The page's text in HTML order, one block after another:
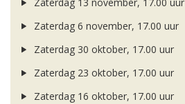
Zaterdag 13 november, 17.00 uur
Zaterdag 6 november, 17.00 uur
Zaterdag 30 oktober, 17.00 uur
Zaterdag 23 oktober, 17.00 uur
Zaterdag 16 oktober, 17.00 uur